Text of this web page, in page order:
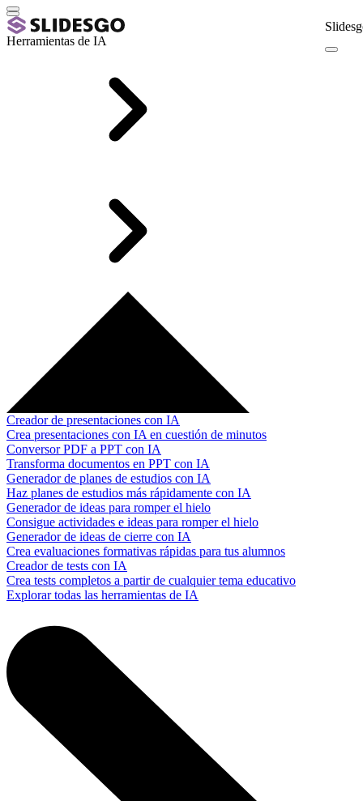
Herramientas de IA
Creador de presentaciones con IA
Crea presentaciones con IA en cuestión de minutos
Conversor PDF a PPT con IA
Transforma documentos en PPT con IA
Generador de planes de estudios con IA
Haz planes de estudios más rápidamente con IA
Generador de ideas para romper el hielo
Consigue actividades e ideas para romper el hielo
Generador de ideas de cierre con IA
Crea evaluaciones formativas rápidas para tus alumnos
Creador de tests con IA
Crea tests completos a partir de cualquier tema educativo
Explorar todas las herramientas de IA